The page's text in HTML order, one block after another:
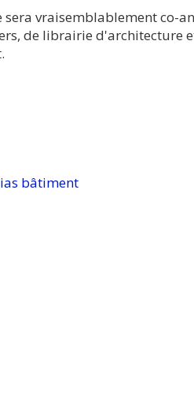
vraisemblablement co-
de librairie d'architecture
bâtiment